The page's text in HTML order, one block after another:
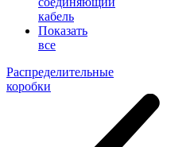
кабель
Показать
все
Распределительные
коробки